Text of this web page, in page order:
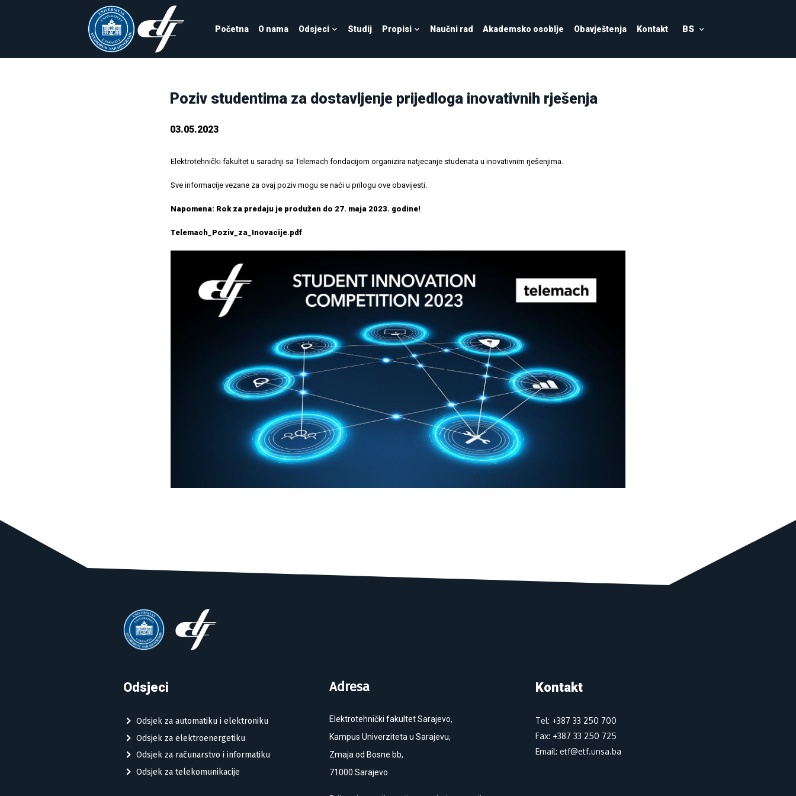
Početna O nama Odsjeci Studij Propisi Naučni rad Akademsko osoblje Obavještenja Kontakt BS
Poziv studentima za dostavljenje prijedloga inovativnih rješenja
03.05.2023
Elektrotehnički fakultet u saradnji sa Telemach fondacijom organizira natjecanje studenata u inovativnim rješenjima.
Sve informacije vezane za ovaj poziv mogu se naći u prilogu ove obavijesti.
Napomena: Rok za predaju je produžen do 27. maja 2023. godine!
Telemach_Poziv_za_Inovacije.pdf
Odsjeci
Odsjek za automatiku i elektroniku
Odsjek za elektroenergetiku
Odsjek za računarstvo i informatiku
Odsjek za telekomunikacije
Adresa
Elektrotehnički fakultet Sarajevo,
Kampus Univerziteta u Sarajevu,
Zmaja od Bosne bb,
71000 Sarajevo
Kontakt
Tel: +387 33 250 700
Fax: +387 33 250 725
Email: etf@etf.unsa.ba